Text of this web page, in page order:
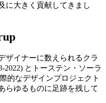
に大きく貢献してきまし
ザイナーに数えられるクラ
2022) とトーステン・ソーラ
的なデザインプロジェクト
らゆるものに足跡を残して